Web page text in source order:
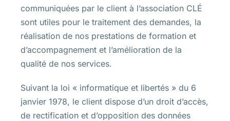
communiquées par le client à l’association CLÉ
sont utiles pour le traitement des demandes, la
réalisation de nos prestations de formation et
d’accompagnement et l’amélioration de la
qualité de nos services.
Suivant la loi « informatique et libertés » du 6
janvier 1978, le client dispose d’un droit d’accès,
de rectification et d’opposition des données